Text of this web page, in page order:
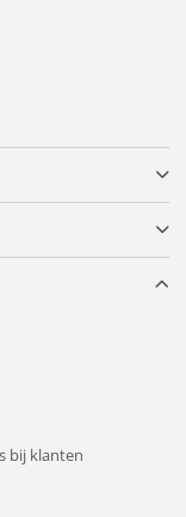
bij klanten